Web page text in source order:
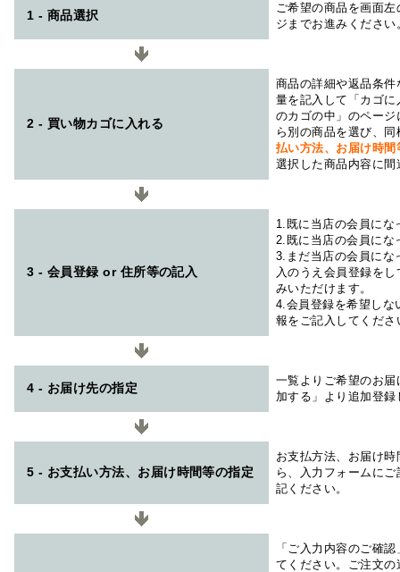
1 - 商品選択
ご希望の商品を画面
ジまでお進みください
2 - 買い物カゴに入れる
商品の詳細や返品条
量を記入して「カゴ
のカゴの中」のペー
ら別の商品を選び、
払い方法、お届け時
選択した商品内容に
3 - 会員登録 or 住所等の記入
1.既に当店の会員にな
2.既に当店の会員にな
3.まだ当店の会員にな
入のうえ会員登録を
みいただけます。
4.会員登録を希望しな
報をご記入してくださ
4 - お届け先の指定
一覧よりご希望のお
加する」より追加登
5 - お支払い方法、お届け時間等の指定
お支払方法、お届け
ら、入力フォームに
記ください。
「ご入力内容のご確
てください。ご注文